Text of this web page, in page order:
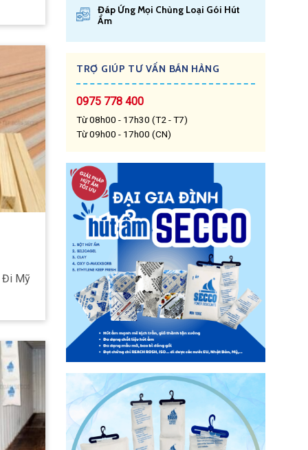
Đi Mỹ
Đáp Ứng Mọi Chủng Loại Gói Hút
Ẩm
TRỢ GIÚP TƯ VẤN BÁN HÀNG
0975 778 400
Từ 08h00 - 17h30 (T2 - T7)
Từ 09h00 - 17h00 (CN)